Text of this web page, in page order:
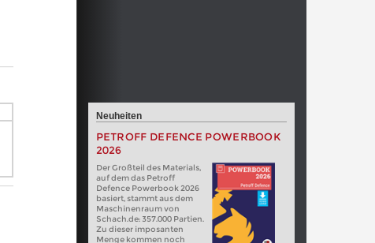
Neuheiten
PETROFF DEFENCE POWERBOOK
2026
Der Großteil des Materials,
auf dem das Petroff
Defence Powerbook 2026
basiert, stammt aus dem
Maschinenraum von
Schach.de: 357.000 Partien.
Zu dieser imposanten
Menge kommen noch